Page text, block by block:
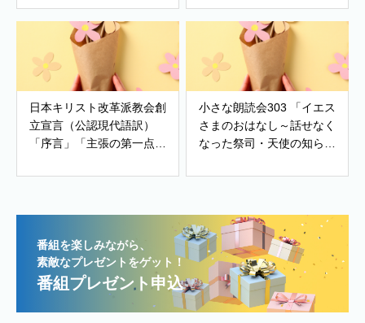
望」
日本キリスト改革派教会創
立宣言（公認現代語訳）
「序言」「主張の第一点～
「主張の第ニ点～信仰告
小さな朗読会303 「イエス
さまのおはなし～話せなく
なった祭司・天使の知ら
番組を楽しみながら、
素敵なプレゼントをゲット！
番組プレゼント申込